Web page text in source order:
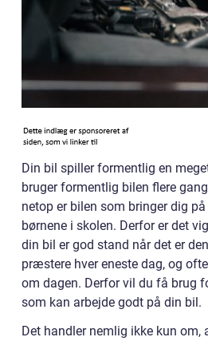
Din bil spiller formentlig en
bruger formentlig bilen flere
netop er bilen som bringer dig
børnene i skolen. Derfor er det
din bil er god stand når det er
præstere hver eneste dag, og
om dagen. Derfor vil du få brug
som kan arbejde godt på din bil.
Det handler nemlig ikke kun om,